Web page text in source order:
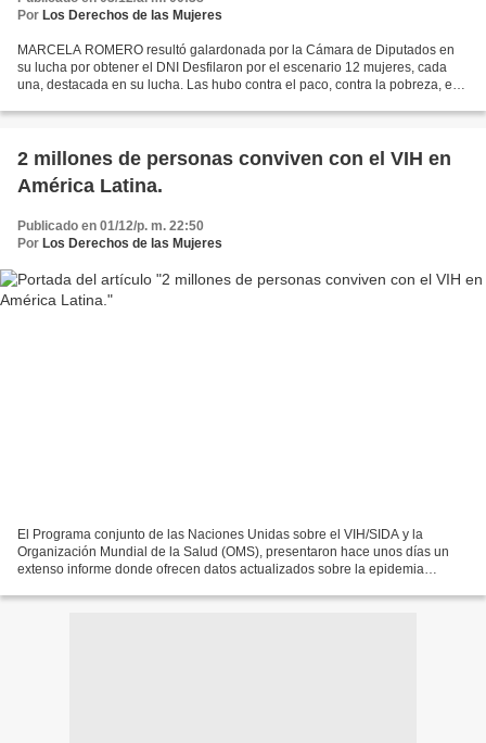
Por Los Derechos de las Mujeres
MARCELA ROMERO resultó galardonada por la Cámara de Diputados en
su lucha por obtener el DNI Desfilaron por el escenario 12 mujeres, cada
una, destacada en su lucha. Las hubo contra el paco, contra la pobreza, en
2 millones de personas conviven con el VIH en
América Latina.
Publicado en 01/12/p. m. 22:50
Por Los Derechos de las Mujeres
El Programa conjunto de las Naciones Unidas sobre el VIH/SIDA y la
Organización Mundial de la Salud (OMS), presentaron hace unos días un
extenso informe donde ofrecen datos actualizados sobre la epidemia